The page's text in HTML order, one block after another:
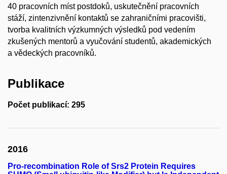
40 pracovních míst postdoků, uskutečnění pracovních
stáží, zintenzivnění kontaktů se zahraničními pracovišti,
tvorba kvalitních výzkumných výsledků pod vedením
zkušených mentorů a vyučování studentů, akademických
a vědeckých pracovníků.
Publikace
Počet publikací: 295
2016
Pro-recombination Role of Srs2 Protein Requires